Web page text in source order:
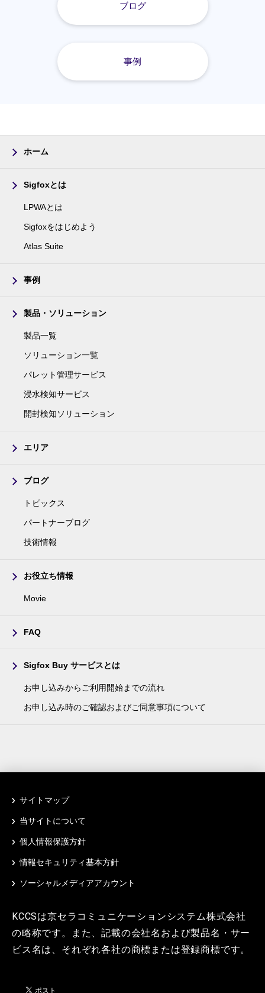
ブログ
事例
ホーム
Sigfoxとは
LPWAとは
Sigfoxをはじめよう
Atlas Suite
事例
製品・ソリューション
製品一覧
ソリューション一覧
パレット管理サービス
浸水検知サービス
開封検知ソリューション
エリア
ブログ
トピックス
パートナーブログ
技術情報
お役立ち情報
Movie
FAQ
Sigfox Buy サービスとは
お申し込みからご利用開始までの流れ
お申し込み時のご確認およびご同意事項について
サイトマップ
当サイトについて
個人情報保護方針
情報セキュリティ基本方針
ソーシャルメディアアカウント
KCCSは京セラコミュニケーションシステム株式会社
の略称です。また、記載の会社名および製品名・サー
ビス名は、それぞれ各社の商標または登録商標です。